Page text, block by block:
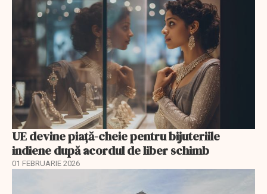
UE devine piață-cheie pentru bijuteriile
indiene după acordul de liber schimb
01 FEBRUARIE 2026